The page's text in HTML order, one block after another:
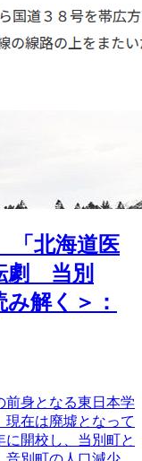
北海道医
劇 当別
解く＞：
前身となる東日本学
現在は廃墟となって
に開校し、当別町と